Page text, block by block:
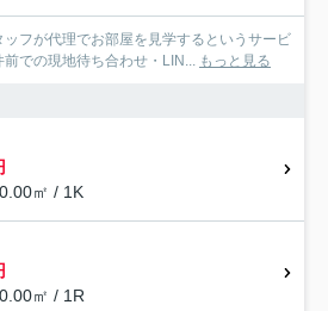
フが代理でお部屋を見学するというサービ
での現地待ち合わせ・LIN... もっと見る
㎡ / 1K
㎡ / 1R